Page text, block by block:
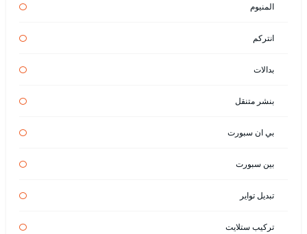
المنيوم
انتركم
بدالات
بنشر متنقل
بي ان سبورت
بين سبورت
تبديل تواير
تركيب ستلايت